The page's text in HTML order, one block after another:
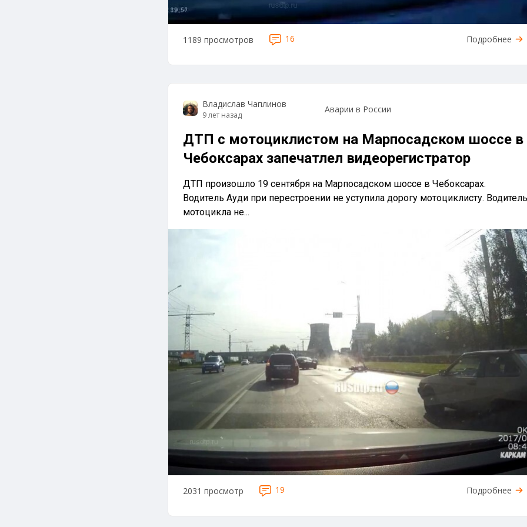
1189 просмотров 16 Подробнее
Владислав Чаплинов
9 лет назад Аварии в России
ДТП с мотоциклистом на Марпосадском шоссе в
Чебоксарах запечатлел видеорегистратор
ДТП произошло 19 сентября на Марпосадском шоссе в Чебоксарах.
Водитель Ауди при перестроении не уступила дорогу мотоциклисту. Водитель
мотоцикла не...
2031 просмотр 19 Подробнее